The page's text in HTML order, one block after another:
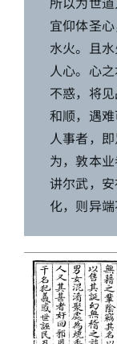
宜仰体圣
水火。且
人心。心
不惑，将
和顺，遇
人事者，
为，敦本
讲尔武，
化，则异端